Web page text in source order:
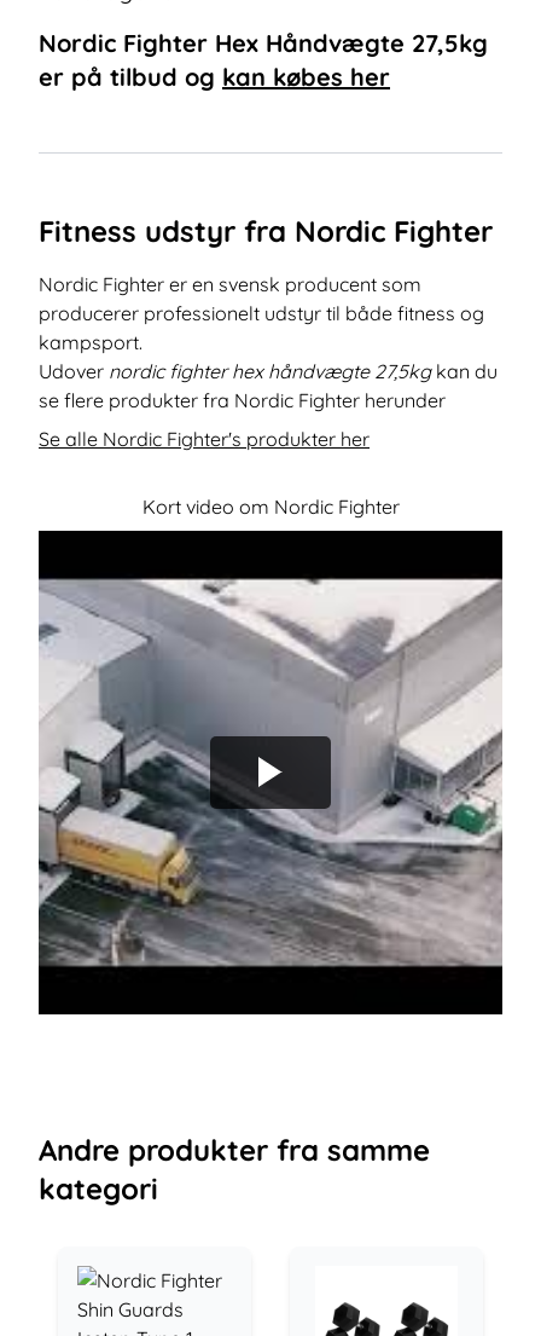
Nordic Fighter Hex Håndvægte 27,5kg
er på tilbud og kan købes her
Fitness udstyr fra Nordic Fighter
Nordic Fighter er en svensk producent som
producerer professionelt udstyr til både fitness og
kampsport.
Udover nordic fighter hex håndvægte 27,5kgkan du
se flere produkter fra Nordic Fighter herunder
Se alle Nordic Fighter's produkter her
Kort video om Nordic Fighter
Andre produkter fra samme
kategori